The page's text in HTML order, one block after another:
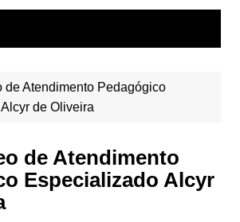
de Atendimento Pedagógico
de Oliveira
de Atendimento
Especializado Alcyr